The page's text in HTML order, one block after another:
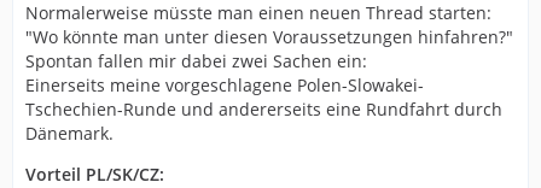
Normalerweise müsste man einen neuen Thread starten:
"Wo könnte man unter diesen Voraussetzungen hinfahren?"
Spontan fallen mir dabei zwei Sachen ein:
Einerseits meine vorgeschlagene Polen-Slowakei-
Tschechien-Runde und andererseits eine Rundfahrt durch
Dänemark.
Vorteil PL/SK/CZ: